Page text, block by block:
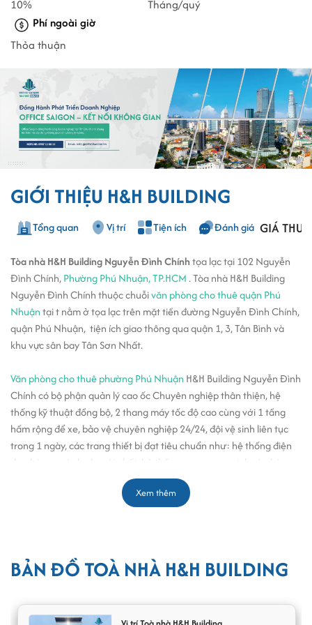
10%
Tháng/quý
Phí ngoài giờ
Thỏa thuận
GIỚI THIỆU H&H BUILDING
Tổng quan Vị trí Tiện ích Đánh giá GIÁ
Tòa nhà H&H Building Nguyễn Đình Chínhtọa lạc tại 102 Nguyễn
Đình Chính,Phường Phú Nhuận, TP.HCM. Tòa nhà H&H Building
Nguyễn Đình Chính thuộc chuỗivăn phòng cho thuê quận Phú
Nhuậntại t nằm ở tọa lạc trên mặt tiền đường Nguyễn Đình Chính,
quận Phú Nhuận, tiện ích giao thông qua quận 1, 3, Tân Bình và
khu vực sân bay Tân Sơn Nhất.
Văn phòng cho thuê phường Phú Nhuận H&H Building Nguyễn Đình
Chính có bộ phận quản lý cao ốc Chuyên nghiệp thân thiện, hệ
thống kỹ thuật đồng bộ, 2 thang máy tốc độ cao cùng với 1 tầng
hầm rộng để xe, bảo vệ chuyên nghiệp 24/24, đội vệ sinh liên tục
trong 1 ngày, các trang thiết bị đạt tiêu chuẩn như: hệ thống điện
cháy chữa cháy hiện đại. Hệ thống điện chiếu sáng theo hệ thống
bóng đôi rất tốt đảm bảo đầy đủ ánh sáng cho toàn văn phòng.
công ty.
Chính quận Phú Nhuận
Xem thêm
BẢN ĐỒ TOÀ NHÀ H&H BUILDING